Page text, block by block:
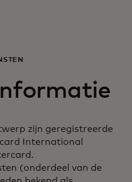
zijn geregistreerde
International
(onderdeel van de